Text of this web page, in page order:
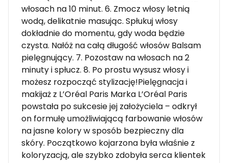
włosach na 10 minut. 6. Zmocz włosy letnią
wodą, delikatnie masując. Spłukuj włosy
dokładnie do momentu, gdy woda będzie
czysta. Nałóż na całą długość włosów Balsam
pielęgnujący. 7. Pozostaw na włosach na 2
minuty i spłucz. 8. Po prostu wysusz włosy i
możesz rozpocząć stylizację!Pielęgnacja i
makijaż z L’Oréal Paris Marka L’Oréal Paris
powstała po sukcesie jej założyciela – odkrył
on formułę umożliwiającą farbowanie włosów
na jasne kolory w sposób bezpieczny dla
skóry. Początkowo kojarzona była właśnie z
koloryzacją, ale szybko zdobyła serca klientek